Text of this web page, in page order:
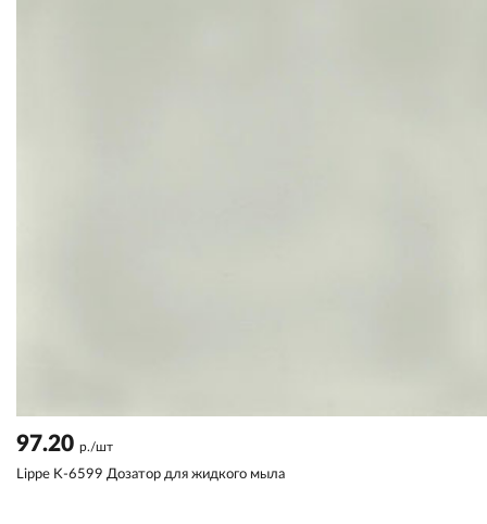
97.20 р./шт
Lippe K-6599 Дозатор для жидкого мыла